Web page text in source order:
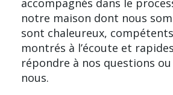
notre maison dont nous
sont chaleureux,
montrés à l’écoute et
répondre à nos questions
nous.